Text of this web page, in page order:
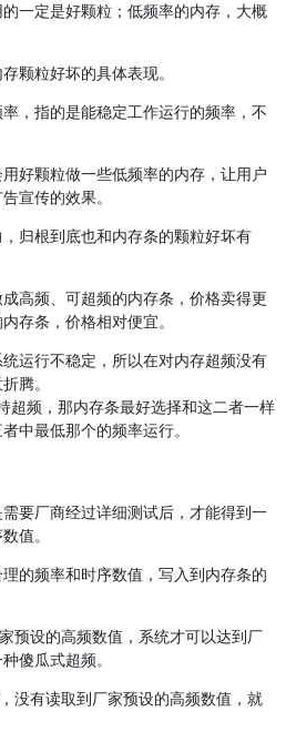
一定是好颗粒；低频率的内存，大概
颗粒好坏的具体表现。
，指的是能稳定工作运行的频率，不
好颗粒做一些低频率的内存，让用户
宣传的效果。
归根到底也和内存条的颗粒好坏有
高频、可超频的内存条，价格卖得更
存条，价格相对便宜。
运行不稳定，所以在对内存超频没有
腾。
超频，那内存条最好选择和这二者一样
中最低那个的频率运行。
要厂商经过详细测试后，才能得到一
值。
的频率和时序数值，写入到内存条的
预设的高频数值，系统才可以达到厂
傻瓜式超频。
没有读取到厂家预设的高频数值，就